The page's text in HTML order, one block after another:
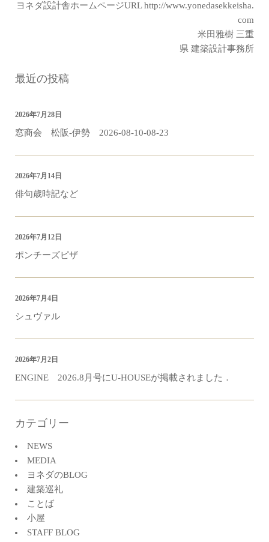
ヨネダ設計舎ホームページURLhttp://www.yonedasekkeisha.
com
米田雅樹 三重
県 建築設計事務所
最近の投稿
窓商会 松阪-伊勢 2026-08-10-08-23
2026年7月28日
俳句歳時記など
2026年7月14日
ポンチーズピザ
2026年7月12日
シュヴァル
2026年7月4日
ENGINE 2026.8月号にU-HOUSEが掲載されました．
2026年7月2日
カテゴリー
NEWS
MEDIA
ヨネダのBLOG
建築巡礼
ことば
小屋
STAFF BLOG